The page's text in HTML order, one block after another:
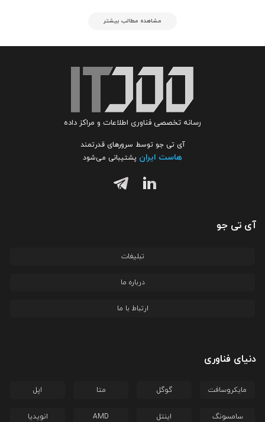
مشاهده مطالب بیشتر
رسانه تخصصی فناوری اطلاعات و مراکز داده
آی تی جو توسط سرورهای قدرتمند
هاست ایران پشتیبانی می‌شود
آی تی جو
تبلیغات
درباره ما
ارتباط با ما
دنیای فناوری
مایکروسافت گوگل متا اپل
سامسونگ اینتل AMD انویدیا